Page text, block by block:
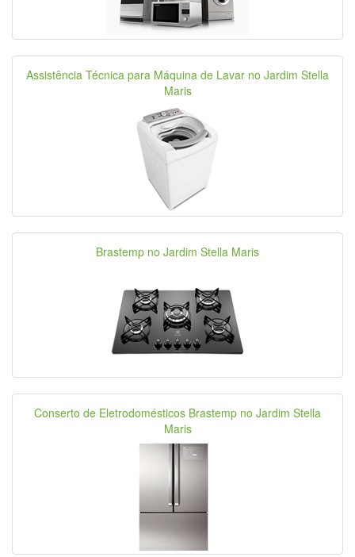
Assistência Técnica para Máquina de Lavar no Jardim Stella
Maris
Brastemp no Jardim Stella Maris
Conserto de Eletrodomésticos Brastemp no Jardim Stella
Maris